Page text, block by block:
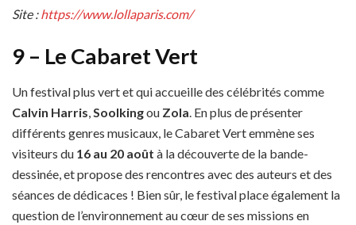
Site :https://www.lollaparis.com/
9 – Le Cabaret Vert
Un festival plus vert et qui accueille des célébrités comme
Calvin Harris,Soolkingou Zola. En plus de présenter
différents genres musicaux, le Cabaret Vert emmène ses
visiteurs du 16 au 20 août à la découverte de la bande-
dessinée, et propose des rencontres avec des auteurs et des
séances de dédicaces ! Bien sûr, le festival place également la
question de l’environnement au cœur de ses missions en